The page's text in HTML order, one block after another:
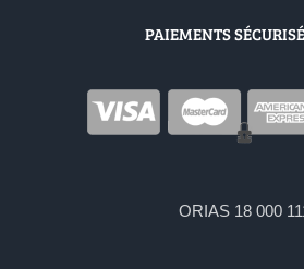
PAIEMENTS
ORIAS 18 000